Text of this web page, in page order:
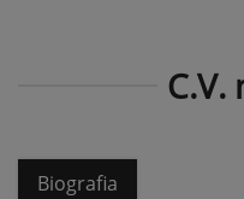
C.V.
Biografia